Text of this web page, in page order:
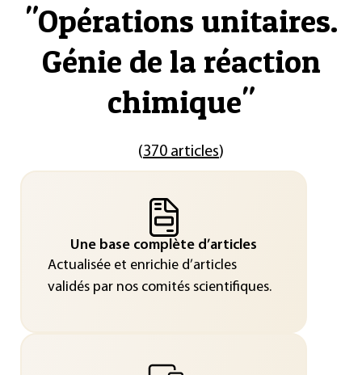
"Opérations unitaires.
Génie de la réaction
chimique"
(370 articles)
Une base complète d’articles
Actualisée et enrichie d’articles
validés par nos comités scientifiques.